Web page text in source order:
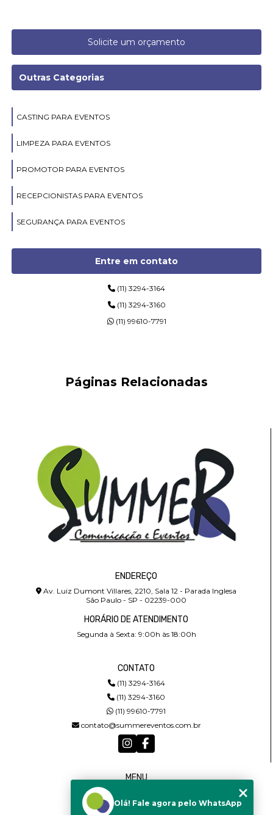
Solicite um orçamento
Outras Categorias
CASTING PARA EVENTOS
LIMPEZA PARA EVENTOS
PROMOTOR PARA EVENTOS
RECEPCIONISTAS PARA EVENTOS
SEGURANÇA PARA EVENTOS
Entre em contato
(11) 3294-3164
(11) 3294-3160
(11) 99610-7791
Páginas Relacionadas
ENDEREÇO
Av. Luiz Dumont Villares, 2210, Sala 12 - Parada Inglesa
São Paulo - SP - 02239-000
HORÁRIO DE ATENDIMENTO
Segunda à Sexta: 9:00h às 18:00h
CONTATO
(11) 3294-3164
(11) 3294-3160
(11) 99610-7791
contato@summereventos.com.br
MENU
QUEM SOMOS
Olá! Fale agora pelo WhatsApp